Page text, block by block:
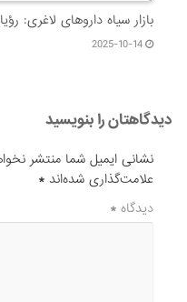
بازار سیاه داروهای لاغری:
2025-10-14
دیدگاهتان را بنویسید
نشانی ایمیل شما منتشر
علامت‌گذاری شده‌اند*
دیدگاه*